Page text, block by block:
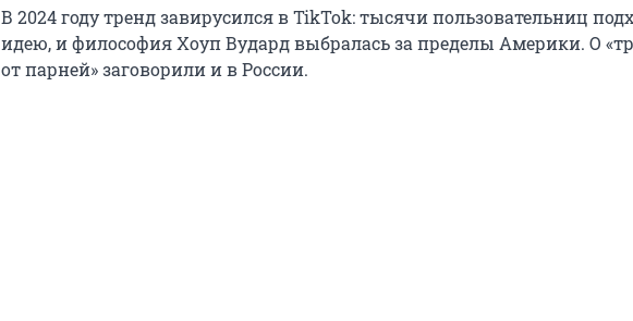
В 2024 году тренд завирусился в TikTok: тысячи пользовательниц
идею, и философия Хоуп Вудард выбралась за пределы Америки. О
от парней» заговорили и в России.